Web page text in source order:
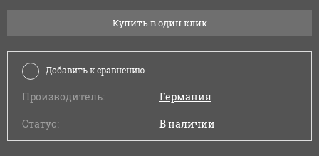
Купить в один клик
Добавить к сравнению
Производитель:
Германия
Статус:
В наличии